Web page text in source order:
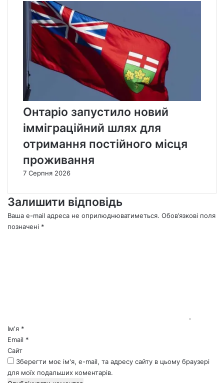
Онтаріо запустило новий
імміграційний шлях для
отримання постійного місця
проживання
7 Серпня 2026
Залишити відповідь
Ваша e-mail адреса не оприлюднюватиметься. Обов’язкові поля
позначені *
*
Ім'я *
Email *
Сайт
Зберегти моє ім'я, e-mail, та адресу сайту в цьому браузері
для моїх подальших коментарів.